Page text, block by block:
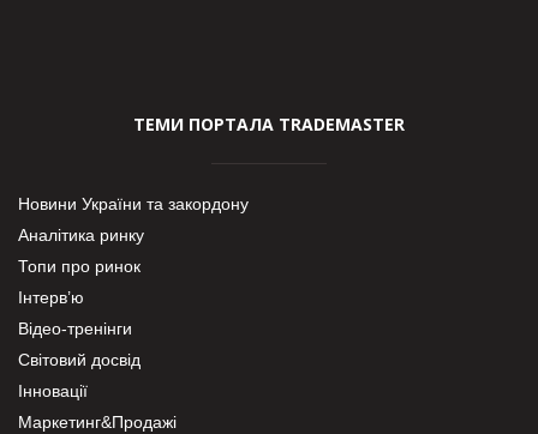
ТЕМИ ПОРТАЛА TRADEMASTER
Новини України та закордону
Аналітика ринку
Топи про ринок
Інтерв’ю
Відео-тренінги
Світовий досвід
Інновації
Маркетинг&Продажі